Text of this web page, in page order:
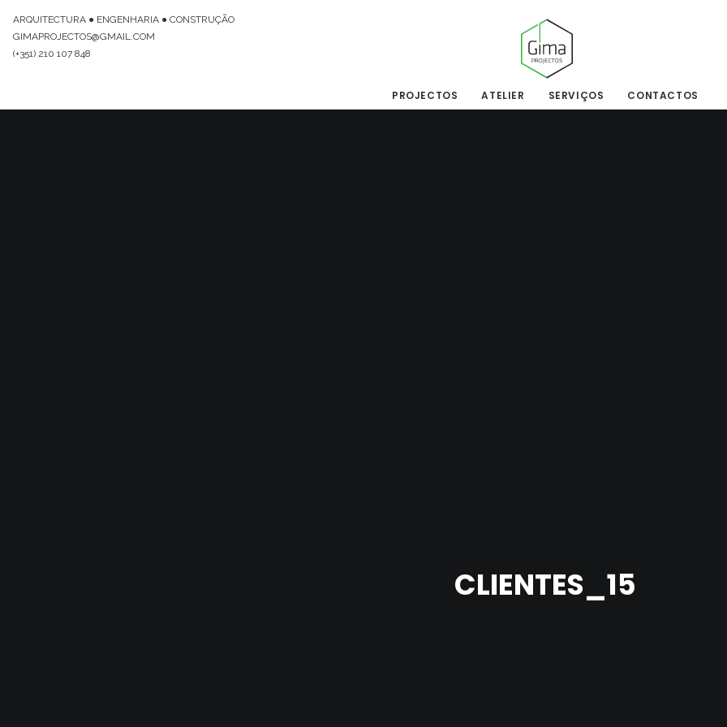
ARQUITECTURA ● ENGENHARIA ● CONSTRUÇÃO
GIMAPROJECTOS@GMAIL.COM
(+351) 210 107 848
PROJECTOS ATELIER SERVIÇOS CONTACTOS
CLIENTES_15